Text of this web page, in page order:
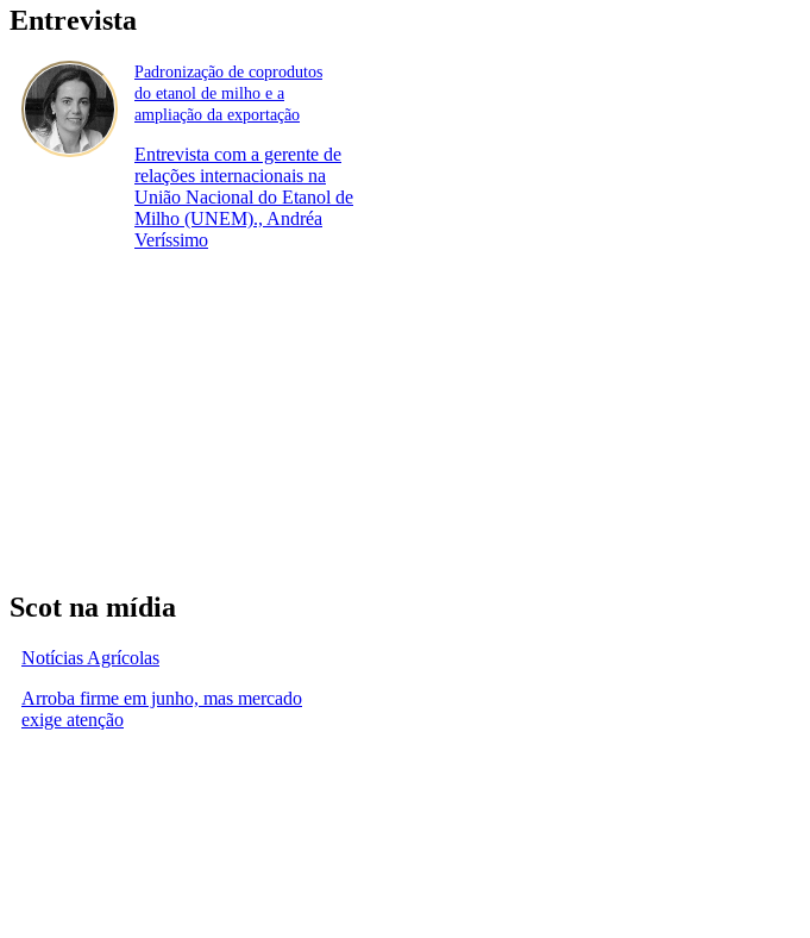
Entrevista
Padronização de coprodutos
do etanol de milho e a
ampliação da exportação
Entrevista com a gerente de
relações internacionais na
União Nacional do Etanol de
Milho (UNEM)., Andréa
Veríssimo
Scot na mídia
Notícias Agrícolas
Arroba firme em junho, mas mercado
exige atenção